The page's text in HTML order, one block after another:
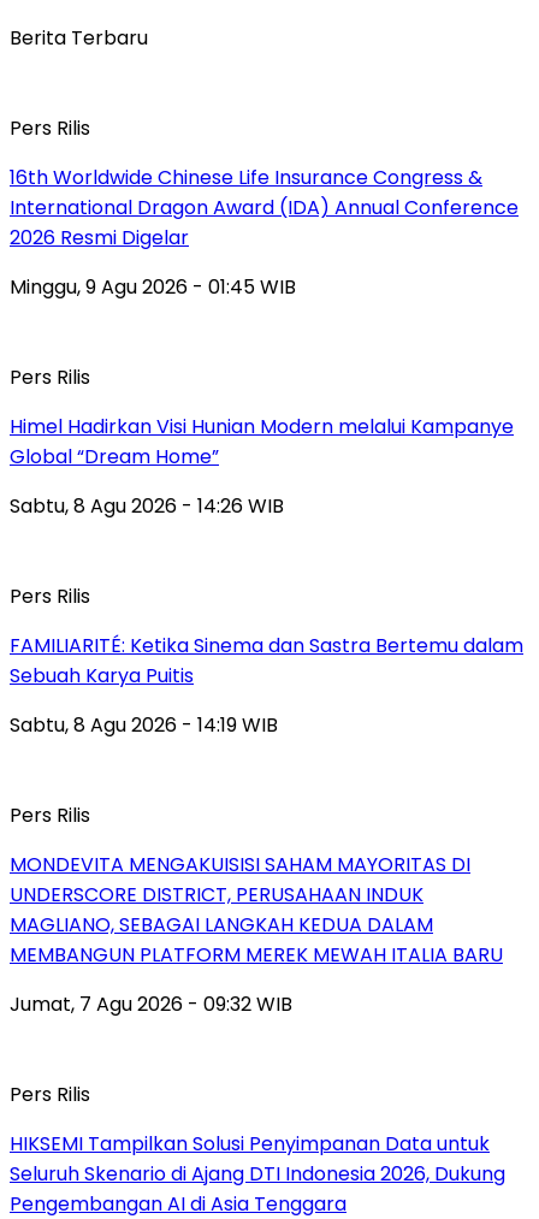
Berita Terbaru
Pers Rilis
16th Worldwide Chinese Life Insurance Congress &
International Dragon Award (IDA) Annual Conference
2026 Resmi Digelar
Minggu, 9 Agu 2026 - 01:45 WIB
Pers Rilis
Himel Hadirkan Visi Hunian Modern melalui Kampanye
Global “Dream Home”
Sabtu, 8 Agu 2026 - 14:26 WIB
Pers Rilis
FAMILIARITÉ: Ketika Sinema dan Sastra Bertemu dalam
Sebuah Karya Puitis
Sabtu, 8 Agu 2026 - 14:19 WIB
Pers Rilis
MONDEVITA MENGAKUISISI SAHAM MAYORITAS DI
UNDERSCORE DISTRICT, PERUSAHAAN INDUK
MAGLIANO, SEBAGAI LANGKAH KEDUA DALAM
MEMBANGUN PLATFORM MEREK MEWAH ITALIA BARU
Jumat, 7 Agu 2026 - 09:32 WIB
Pers Rilis
HIKSEMI Tampilkan Solusi Penyimpanan Data untuk
Seluruh Skenario di Ajang DTI Indonesia 2026, Dukung
Pengembangan AI di Asia Tenggara